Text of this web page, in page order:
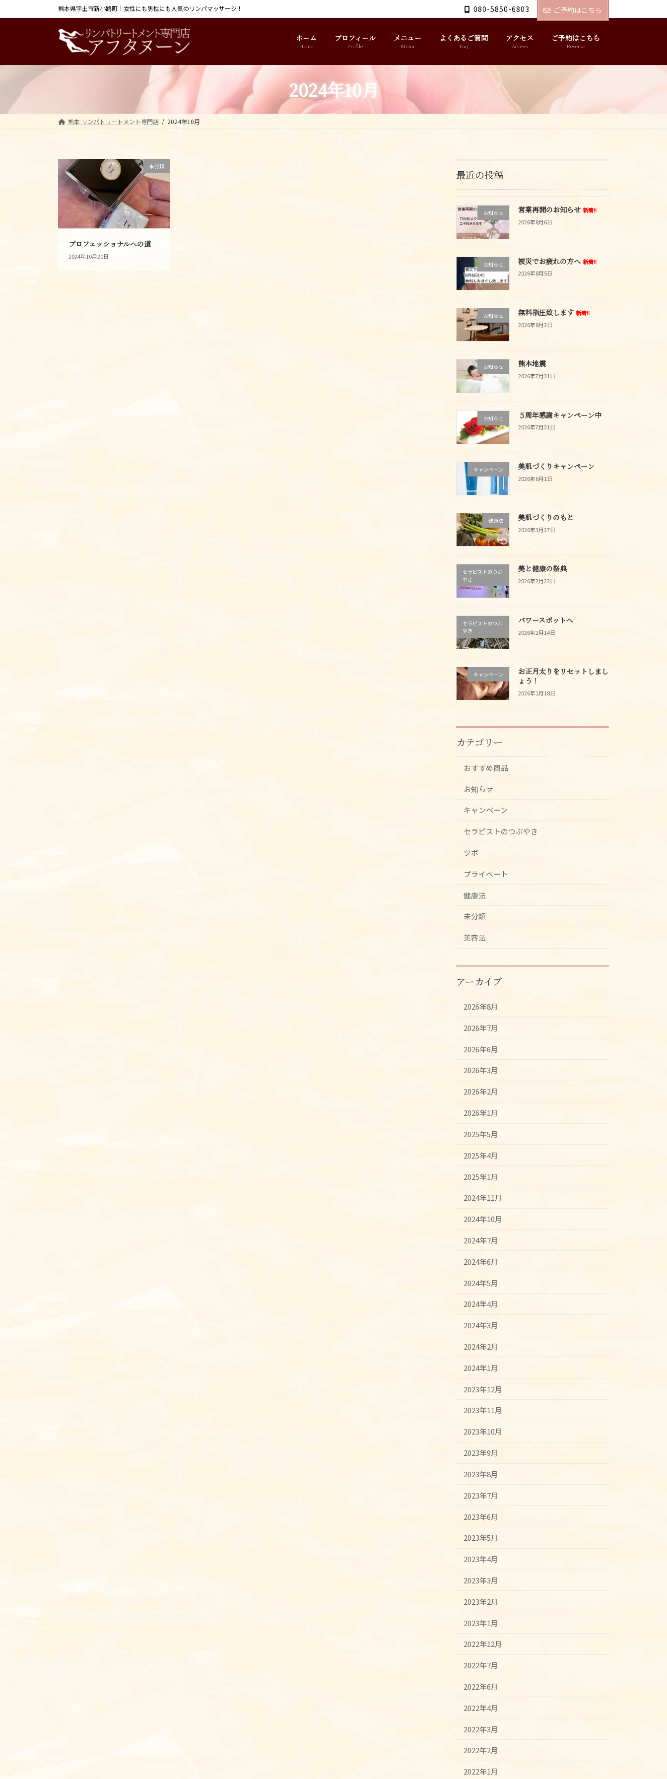
ン
へ
プ
ビ
ョ
動
熊本県宇土市新小路町｜女性にも男性にも人気のリンパマッサージ！ 080-5850-6803 ご予約はこちら
ホーム
Home
プロフィール
Profile
メニュー
Menu
よくあるご質問
Faq
アクセス
Access
ご予約はこちら
Reserve
2024年10月
熊本 リンパトリートメント専門店 2024年10月
未分類
プロフェッショナルへの道
2024年10月20日
最近の投稿
お知らせ 営業再開のお知らせ 新着!!
2026年8月6日
お知らせ 被災でお疲れの方へ 新着!!
2026年8月5日
お知らせ 無料指圧致します 新着!!
2026年8月2日
お知らせ 熊本地震
2026年7月31日
お知らせ ５周年感謝キャンペーン中
2026年7月21日
キャンペーン 美肌づくりキャンペーン
2026年6月1日
健康法 美肌づくりのもと
2026年3月27日
セラピストのつぶ
やき
美と健康の祭典
2026年2月23日
セラピストのつぶ
やき
パワースポットへ
2026年2月14日
キャンペーン
お正月太りをリセットしまし
ょう！
2026年1月18日
カテゴリー
おすすめ商品
お知らせ
キャンペーン
セラピストのつぶやき
ツボ
プライベート
健康法
未分類
美容法
アーカイブ
2026年8月
2026年7月
2026年6月
2026年3月
2026年2月
2026年1月
2025年5月
2025年4月
2025年1月
2024年11月
2024年10月
2024年7月
2024年6月
2024年5月
2024年4月
2024年3月
2024年2月
2024年1月
2023年12月
2023年11月
2023年10月
2023年9月
2023年8月
2023年7月
2023年6月
2023年5月
2023年4月
2023年3月
2023年2月
2023年1月
2022年12月
2022年7月
2022年6月
2022年4月
2022年3月
2022年2月
2022年1月